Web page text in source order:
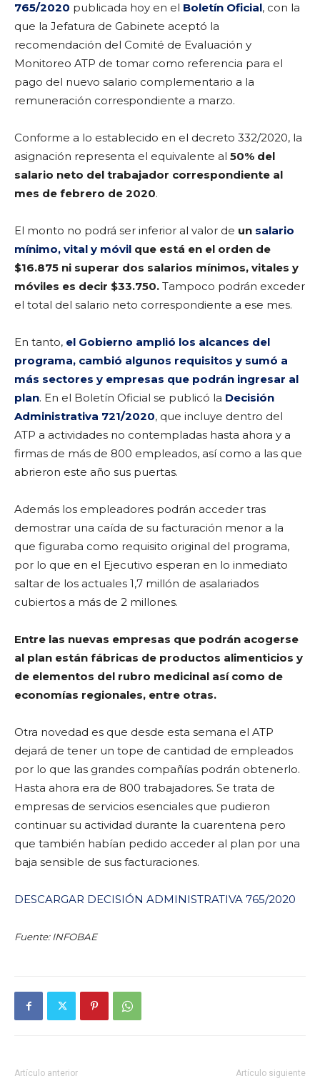
765/2020 publicada hoy en el Boletín Oficial, con la
que la Jefatura de Gabinete aceptó la
recomendación del Comité de Evaluación y
Monitoreo ATP de tomar como referencia para el
pago del nuevo salario complementario a la
remuneración correspondiente a marzo.
Conforme a lo establecido en el decreto 332/2020, la
asignación representa el equivalente al 50% del
salario neto del trabajador correspondiente al
mes de febrero de 2020.
El monto no podrá ser inferior al valor de un salario
mínimo, vital y móvil que está en el orden de
$16.875 ni superar dos salarios mínimos, vitales y
móviles es decir $33.750. Tampoco podrán exceder
el total del salario neto correspondiente a ese mes.
En tanto, el Gobierno amplió los alcances del
programa, cambió algunos requisitos y sumó a
más sectores y empresas que podrán ingresar al
plan. En el Boletín Oficial se publicó la Decisión
Administrativa 721/2020, que incluye dentro del
ATP a actividades no contempladas hasta ahora y a
firmas de más de 800 empleados, así como a las que
abrieron este año sus puertas.
Además los empleadores podrán acceder tras
demostrar una caída de su facturación menor a la
que figuraba como requisito original del programa,
por lo que en el Ejecutivo esperan en lo inmediato
saltar de los actuales 1,7 millón de asalariados
cubiertos a más de 2 millones.
Entre las nuevas empresas que podrán acogerse
al plan están fábricas de productos alimenticios y
de elementos del rubro medicinal así como de
economías regionales, entre otras.
Otra novedad es que desde esta semana el ATP
dejará de tener un tope de cantidad de empleados
por lo que las grandes compañías podrán obtenerlo.
Hasta ahora era de 800 trabajadores. Se trata de
empresas de servicios esenciales que pudieron
continuar su actividad durante la cuarentena pero
que también habían pedido acceder al plan por una
baja sensible de sus facturaciones.
DESCARGAR DECISIÓN ADMINISTRATIVA 765/2020
Fuente: INFOBAE
Artículo anterior Artículo siguiente